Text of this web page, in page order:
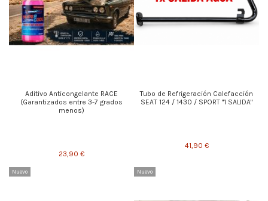
Aditivo Anticongelante RACE
(Garantizados entre 3-7 grados
menos)
23,90 €
Tubo de Refrigeración Calefacción
SEAT 124 / 1430 / SPORT "1 SALIDA"
41,90 €
Nuevo Nuevo